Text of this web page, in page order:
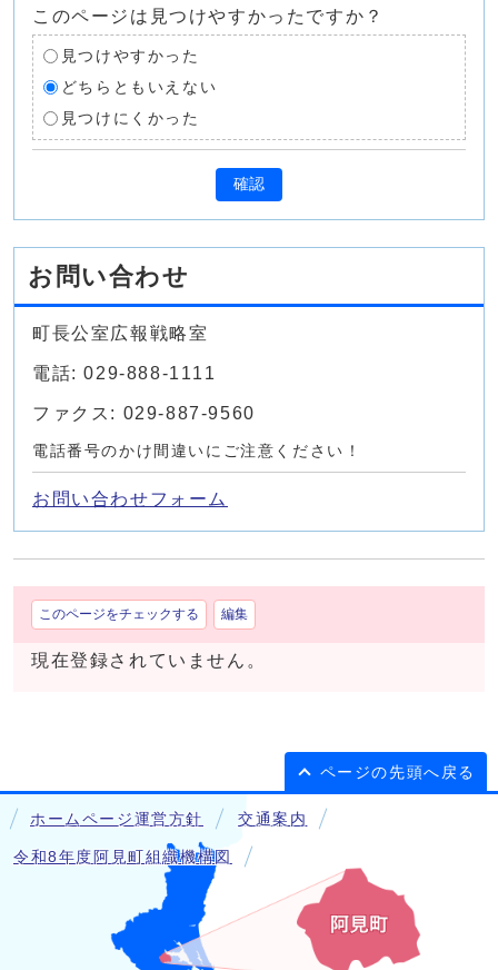
このページは見つけやすかったですか？
見つけやすかった
どちらともいえない
見つけにくかった
確認
お問い合わせ
町長公室広報戦略室
電話: 029-888-1111
ファクス: 029-887-9560
電話番号のかけ間違いにご注意ください！
お問い合わせフォーム
このページをチェックする 編集
現在登録されていません。
ページの先頭へ戻る
ホームページ運営方針 交通案内
令和8年度阿見町組織機構図